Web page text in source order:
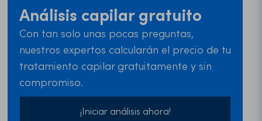
Análisis capilar gratuito
Con tan solo unas pocas preguntas,
nuestros expertos calcularán el precio de tu
tratamiento capilar gratuitamente y sin
compromiso.
¡Iniciar análisis ahora!